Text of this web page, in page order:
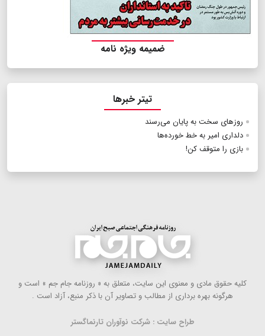
ضمیمه ویژه نامه
تیتر خبرها
روزهای سخت به پایان می‌رسند
دلداری امیر به خط خورده‌ها
بازی را متوقف کن!
كلیه حقوق مادی و معنوی این سایت، متعلق به « روزنامه جام جم » است و
هرگونه بهره ‌برداری از مطالب و تصاویر آن با ذكر منبع، آزاد است .
طراح سایت : شرکت نوآوران تارنماگستر